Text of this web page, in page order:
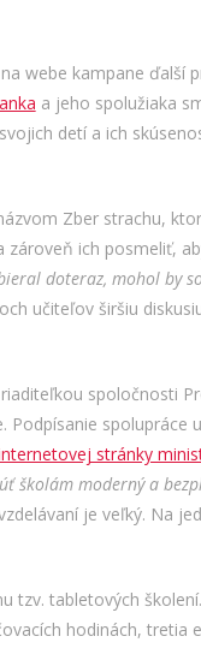
webe kampane ďalší
a jeho spolužiaka
detí a ich
Zber strachu,
ich posmeliť,
doteraz, mohol by
učiteľov širšiu
spoločnosti
spolupráce
stránky
školám moderný a
je veľký. Na
tzv. tabletových
hodinách, tretia